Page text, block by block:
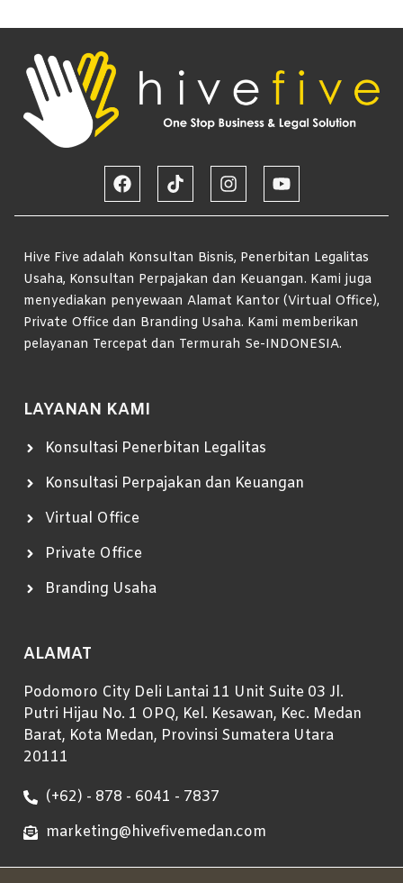
Hive Five adalah Konsultan Bisnis, Penerbitan Legalitas
Usaha, Konsultan Perpajakan dan Keuangan. Kami juga
menyediakan penyewaan Alamat Kantor (Virtual Office),
Private Office dan Branding Usaha. Kami memberikan
pelayanan Tercepat dan Termurah Se-INDONESIA.
LAYANAN KAMI
Konsultasi Penerbitan Legalitas
Konsultasi Perpajakan dan Keuangan
Virtual Office
Private Office
Branding Usaha
ALAMAT
Podomoro City Deli Lantai 11 Unit Suite 03 Jl.
Putri Hijau No. 1 OPQ, Kel. Kesawan, Kec. Medan
Barat, Kota Medan, Provinsi Sumatera Utara
20111
(+62) - 878 - 6041 - 7837
marketing@hivefivemedan.com